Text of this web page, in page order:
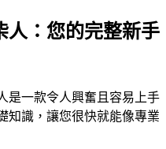
人：您的完整新手
是一款令人興奮且容易上手
知識，讓您很快就能像專業